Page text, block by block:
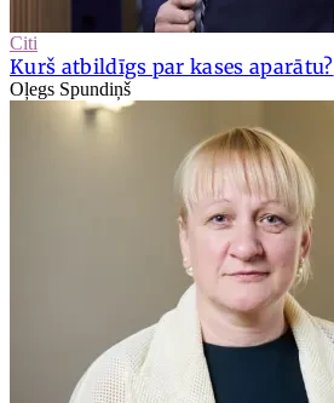
Citi
Kurš atbildīgs par kases aparātu?
Oļegs Spundiņš